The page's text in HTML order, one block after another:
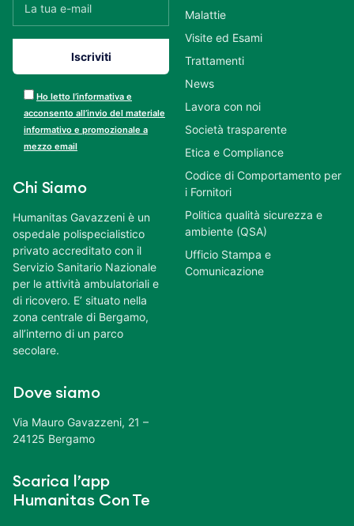
Ho letto l’informativa e
acconsento all’invio del materiale
informativo e promozionale a
mezzo email
Chi Siamo
Humanitas Gavazzeni è un
ospedale polispecialistico
privato accreditato con il
Servizio Sanitario Nazionale
per le attività ambulatoriali e
di ricovero. E’ situato nella
zona centrale di Bergamo,
all’interno di un parco
secolare.
Dove siamo
Via Mauro Gavazzeni, 21 –
24125 Bergamo
Scarica l’app
Humanitas Con Te
Malattie
Visite ed Esami
Trattamenti
News
Lavora con noi
Società trasparente
Etica e Compliance
Codice di Comportamento per
i Fornitori
Politica qualità sicurezza e
ambiente (QSA)
Ufficio Stampa e
Comunicazione